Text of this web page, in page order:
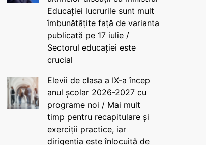
Educației lucrurile sunt mult
îmbunătățite față de varianta
publicată pe 17 iulie /
Sectorul educației este
crucial
Elevii de clasa a IX-a încep
anul școlar 2026-2027 cu
programe noi / Mai mult
timp pentru recapitulare și
exerciții practice, iar
dirigenția este înlocuită de